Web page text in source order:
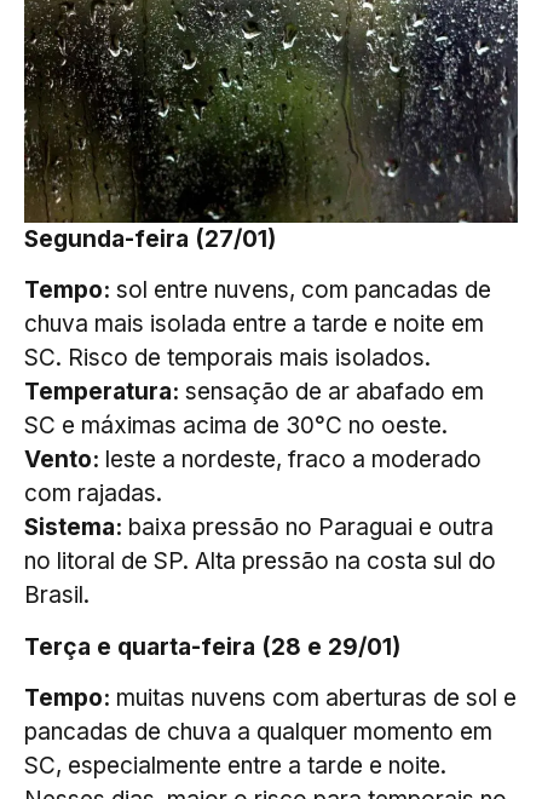
Segunda-feira (27/01)
Tempo: sol entre nuvens, com pancadas de
chuva mais isolada entre a tarde e noite em
SC. Risco de temporais mais isolados.
Temperatura: sensação de ar abafado em
SC e máximas acima de 30°C no oeste.
Vento: leste a nordeste, fraco a moderado
com rajadas.
Sistema: baixa pressão no Paraguai e outra
no litoral de SP. Alta pressão na costa sul do
Brasil.
Terça e quarta-feira (28 e 29/01)
Tempo: muitas nuvens com aberturas de sol e
pancadas de chuva a qualquer momento em
SC, especialmente entre a tarde e noite.